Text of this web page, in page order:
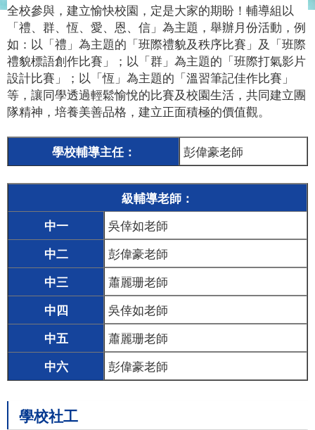
全校參與，建立愉快校園，定是大家的期盼！輔導組以
「禮、群、恆、愛、恩、信」為主題，舉辦月份活動，例
如：以「禮」為主題的「班際禮貌及秩序比賽」及「班際
禮貌標語創作比賽」；以「群」為主題的「班際打氣影片
設計比賽」；以「恆」為主題的「溫習筆記佳作比賽」
等，讓同學透過輕鬆愉悅的比賽及校園生活，共同建立團
隊精神，培養美善品格，建立正面積極的價值觀。
學校輔導主任： 彭偉豪老師
級輔導老師：
中一
吳倖如老師
中二
彭偉豪老師
中三
蕭麗珊老師
中四
吳倖如老師
中五
蕭麗珊老師
中六
彭偉豪老師
學校社工